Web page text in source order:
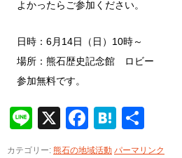
よかったらご参加ください。
日時：6月14日（日）10時～
場所：熊石歴史記念館 ロビー
参加無料です。
Line
X Facebook
Hatena
有
カテゴリー: 熊石の地域活動 パーマリンク